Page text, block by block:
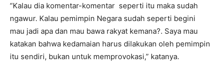
“Kalau dia komentar-komentar seperti itu maka sudah
ngawur. Kalau pemimpin Negara sudah seperti begini
mau jadi apa dan mau bawa rakyat kemana?. Saya mau
katakan bahwa kedamaian harus dilakukan oleh pemimpin
itu sendiri, bukan untuk memprovokasi,” katanya.